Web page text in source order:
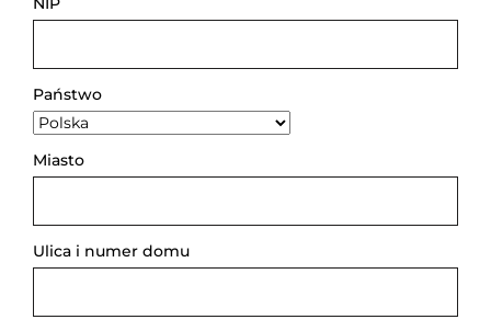
Państwo
Miasto
Ulica i numer domu